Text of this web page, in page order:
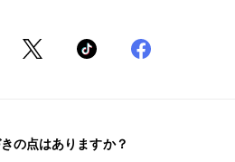
の点はありますか？